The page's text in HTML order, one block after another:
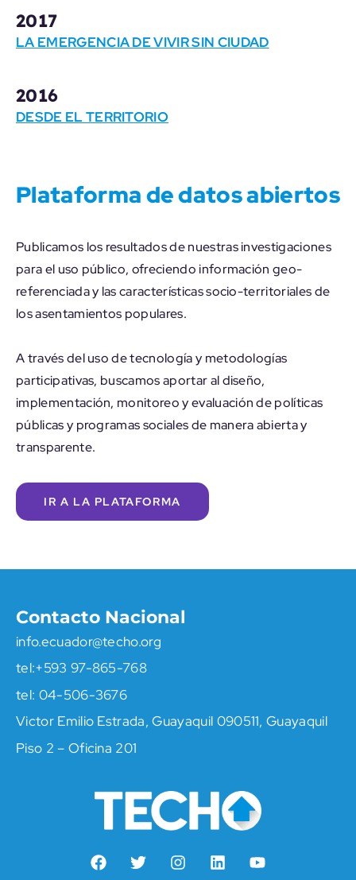
2017
LA EMERGENCIA DE VIVIR SIN CIUDAD
2016
DESDE EL TERRITORIO
Plataforma de datos abiertos
Publicamos los resultados de nuestras investigaciones
para el uso público, ofreciendo información geo-
referenciada y las características socio-territoriales de
los asentamientos populares.
A través del uso de tecnología y metodologías
participativas, buscamos aportar al diseño,
implementación, monitoreo y evaluación de políticas
públicas y programas sociales de manera abierta y
transparente.
IR A LA PLATAFORMA
Contacto Nacional
info.ecuador@techo.org
tel:‪+593 97-865-768
tel: ‪04-506-3676
Victor Emilio Estrada, Guayaquil 090511, Guayaquil
Piso 2 – Oficina 201